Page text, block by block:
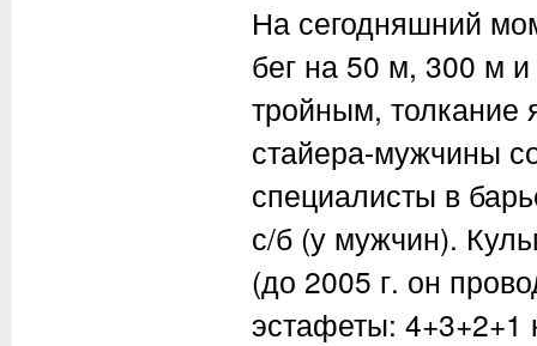
На сегодняшний
бег на 50 м, 300 м
тройным, толкание
стайера-мужчины
специалисты в
с/б (у мужчин).
(до 2005 г. он
эстафеты: 4+3+2+1